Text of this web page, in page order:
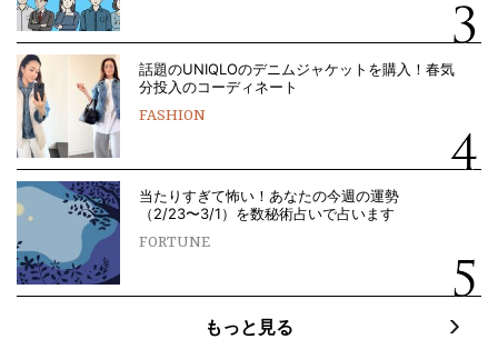
話題のUNIQLOのデニムジャケットを購入！春気
分投入のコーディネート
FASHION
当たりすぎて怖い！あなたの今週の運勢
（2/23〜3/1）を数秘術占いで占います
FORTUNE
もっと見る